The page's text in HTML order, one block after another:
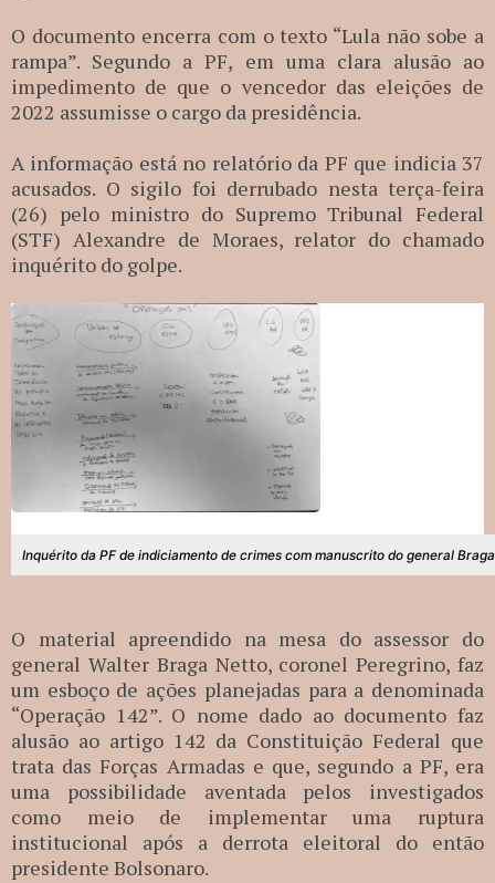
O documento encerra com o texto “Lula não sobe a
rampa”. Segundo a PF, em uma clara alusão ao
impedimento de que o vencedor das eleições de
2022 assumisse o cargo da presidência.
A informação está no relatório da PF que indicia 37
acusados. O sigilo foi derrubado nesta terça-feira
(26) pelo ministro do Supremo Tribunal Federal
(STF) Alexandre de Moraes, relator do chamado
inquérito do golpe.
Inquérito da PF de indiciamento de crimes com manuscrito do general
O material apreendido na mesa do assessor do
general Walter Braga Netto, coronel Peregrino, faz
um esboço de ações planejadas para a denominada
“Operação 142”. O nome dado ao documento faz
alusão ao artigo 142 da Constituição Federal que
trata das Forças Armadas e que, segundo a PF, era
uma possibilidade aventada pelos investigados
como meio de implementar uma ruptura
institucional após a derrota eleitoral do então
presidente Bolsonaro.